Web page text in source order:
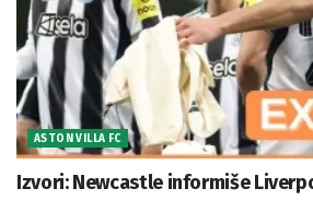
ASTON VILLA FC
Izvori: Newcastle informiše